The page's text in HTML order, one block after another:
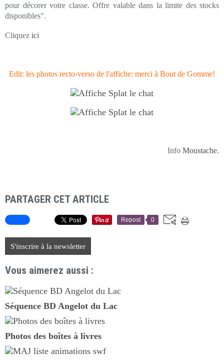
pour décorer votre classe. Offre valable dans la limite des stocks
disponibles".
Cliquez ici
Edit: les photos recto-verso de l'affiche: merci à Bout de Gomme!
Info Moustache.
PARTAGER CET ARTICLE
Repost 0
S'inscrire à la newsletter
Vous aimerez aussi :
Séquence BD Angelot du Lac
Photos des boîtes à livres